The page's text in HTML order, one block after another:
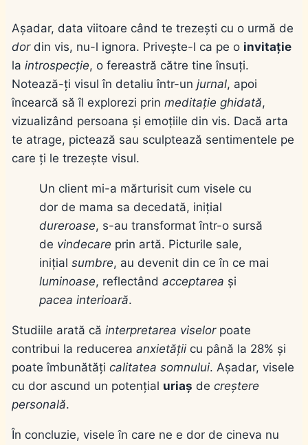
Așadar, data viitoare când te trezești cu o urmă de
dordin vis, nu-l ignora. Privește-l ca pe o invitație
la introspecție, o fereastră către tine însuți.
Notează-ți visul în detaliu într-un jurnal, apoi
încearcă să îl explorezi prin meditație ghidată,
vizualizând persoana și emoțiile din vis. Dacă arta
te atrage, pictează sau sculptează sentimentele pe
care ți le trezește visul.
Un client mi-a mărturisit cum visele cu
dor de mama sa decedată, inițial
dureroase, s-au transformat într-o sursă
de vindecare prin artă. Picturile sale,
inițial sumbre, au devenit din ce în ce mai
luminoase, reflectând acceptarea și
pacea interioară.
Studiile arată că interpretarea viselorpoate
contribui la reducerea anxietății cu până la 28% și
poate îmbunătăți calitatea somnului. Așadar, visele
cu dor ascund un potențial uriaș de creștere
personală.
În concluzie, visele în care ne e dor de cineva nu